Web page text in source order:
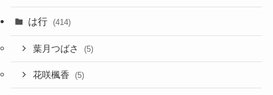
は行 (414)
葉月つばさ (5)
花咲楓香 (5)